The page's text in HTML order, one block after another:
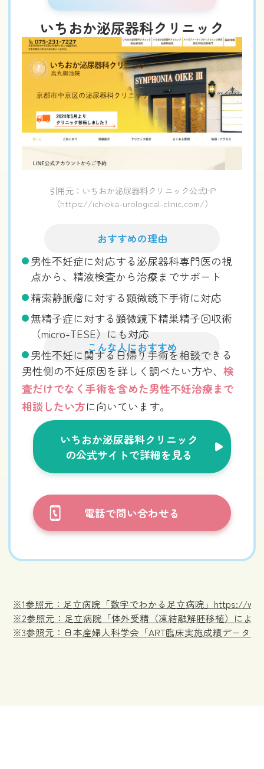
いちおか泌尿器科クリニック
引用元：いちおか泌尿器科クリニック公式HP
（https://ichioka-urological-clinic.com/）
おすすめの理由
男性不妊症に対応する泌尿器科専門医の視
点から、精液検査から治療までサポート
精索静脈瘤に対する顕微鏡下手術に対応
無精子症に対する顕微鏡下精巣精子回収術
（micro-TESE）にも対応
男性不妊に関する日帰り手術を相談できる
こんな人におすすめ
男性側の不妊原因を詳しく調べたい方や、検
査だけでなく手術を含めた男性不妊治療まで
相談したい方に向いています。
いちおか泌尿器科クリニック
の公式サイトで詳細を見る
電話で問い合わせる
※1参照元：足立病院「数字でわかる足立病院」https://
※2参照元：足立病院「体外受精（凍結融解胚移植）によ
※3参照元：日本産婦人科学会「ART臨床実施成績データ